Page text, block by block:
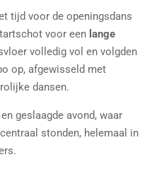
tijd voor de openingsdans
voor een lange
volledig vol en volgden
op, afgewisseld met
dansen.
geslaagde avond, waar
stonden, helemaal in